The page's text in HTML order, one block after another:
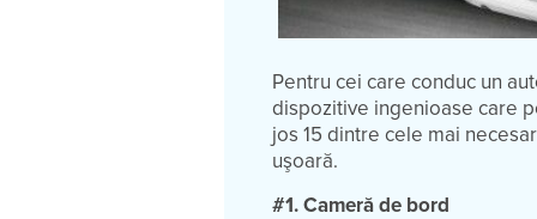
Pentru cei care conduc un
dispozitive ingenioase care
jos 15 dintre cele mai
uşoară.
#1. Cameră de bord